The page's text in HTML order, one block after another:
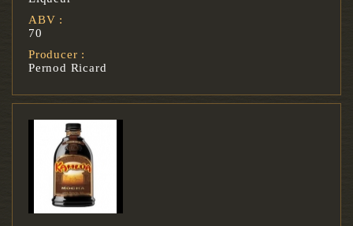
ABV :
70
Producer :
Pernod Ricard